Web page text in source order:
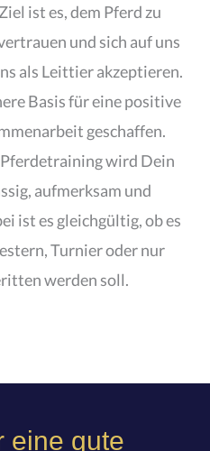
ist es, dem Pferd zu
und sich auf uns
als Leittier akzeptieren.
Basis für eine positive
geschaffen.
wird Dein
aufmerksam und
ist es gleichgültig, ob es
Turnier oder nur
werden soll.
eine gute